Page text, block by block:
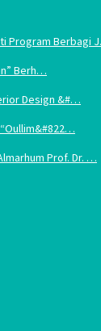
Program Berbagi
Berh…
Design &#…
Prof. Dr. …